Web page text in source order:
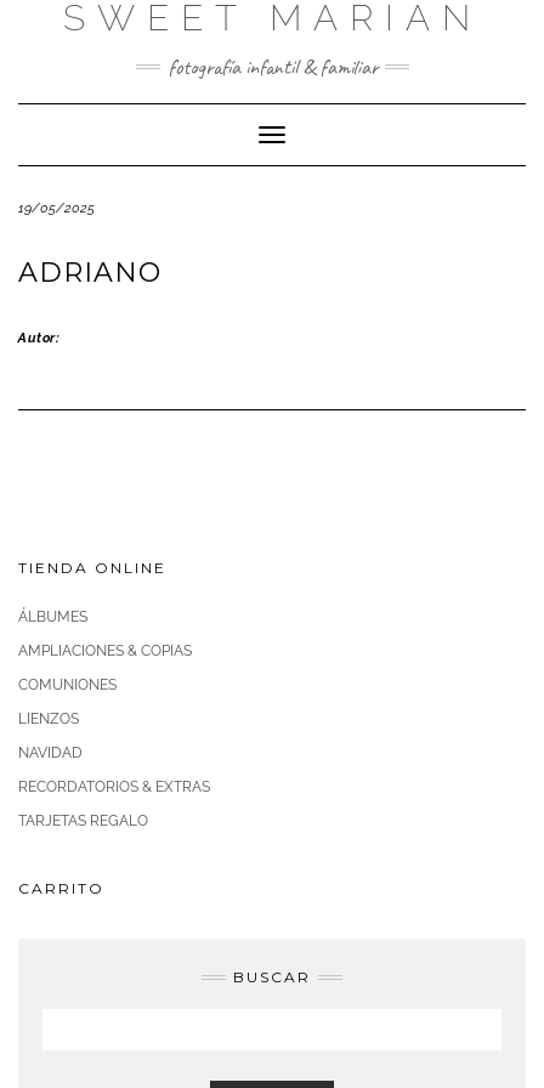
SWEET MARIAN
fotografía infantil & familiar
Cambiar
modo
19/05/2025
ADRIANO
Autor:
TIENDA ONLINE
ÁLBUMES
AMPLIACIONES & COPIAS
COMUNIONES
LIENZOS
NAVIDAD
RECORDATORIOS & EXTRAS
TARJETAS REGALO
CARRITO
BUSCAR